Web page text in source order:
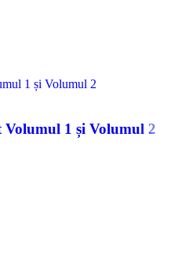
1 și Volumul 2